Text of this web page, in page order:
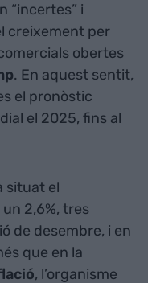
“incertes” i
creixement per
obertes
. En aquest sentit,
el pronòstic
el 2025, fins al
situat el
2,6%, tres
de desembre, i en
que en la
, l’organisme